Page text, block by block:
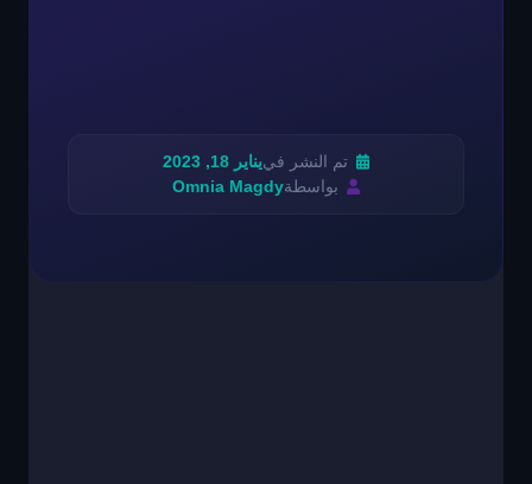
تم النشر فييناير 18, 2023
بواسطةOmnia Magdy